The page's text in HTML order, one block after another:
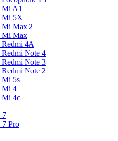
Mi A1
Mi 5X
Mi Max 2
Mi Max
Redmi 4A
Note 4
Note 3
Note 2
Mi 5s
Mi 4
Mi 4c
7
7 Pro